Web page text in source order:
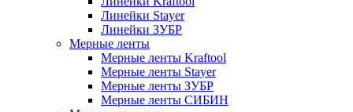
Линейки Stayer
Линейки ЗУБР
Мерные ленты
Мерные ленты Kraftool
Мерные ленты Stayer
Мерные ленты ЗУБР
Мерные ленты СИБИН